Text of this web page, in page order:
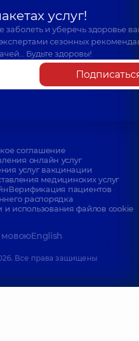
услуг!
и уберечь здоровье
сезонных
Будьте здоровы!
соглашение
онлайн услуг
услуг вакцинации
медицинских услуг
Верификация пациентов
распорядка
использования файлов cookie
мовоюEnglish
Все права защищены